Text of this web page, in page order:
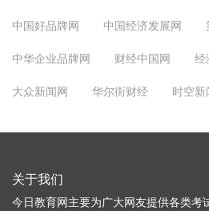
中国好品牌网 中国经济发展网
中华企业品牌网 财经中国网 经
大众新闻网 华尔街财经 时空新
关于我们
今日教育网主要为广大网友提供各类考